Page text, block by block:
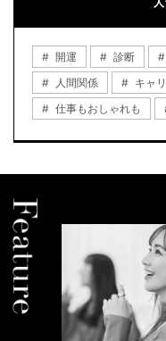
開運 診断
人間関係
キャ
仕事もおしゃれも